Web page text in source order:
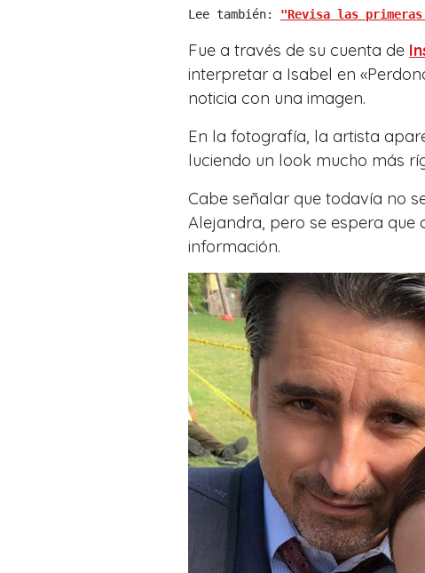
Lee también: "Revisa las primeras
Fue a través de su cuenta de
interpretar a Isabel en
noticia con una imagen.
En la fotografía, la artista
luciendo un look mucho más
Cabe señalar que todavía no
Alejandra, pero se espera que
información.